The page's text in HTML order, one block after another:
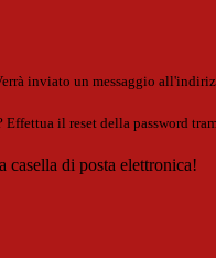
inviato un messaggio
Effettua il reset della password
casella di posta elettronica!